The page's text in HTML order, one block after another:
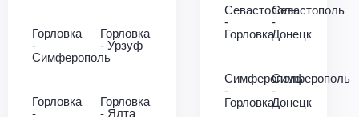
Горловка
-
Симферополь
Горловка
- Урзуф
Горловка
-
Горловка
- Ялта
Севастополь
-
Горловка
Севастополь
-
Донецк
Симферополь
-
Горловка
Симферополь
-
Донецк